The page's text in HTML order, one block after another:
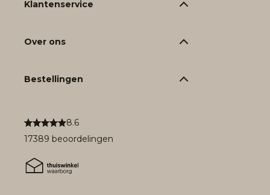
8.6
17389 beoordelingen
Klantenservice
Over ons
Bestellingen